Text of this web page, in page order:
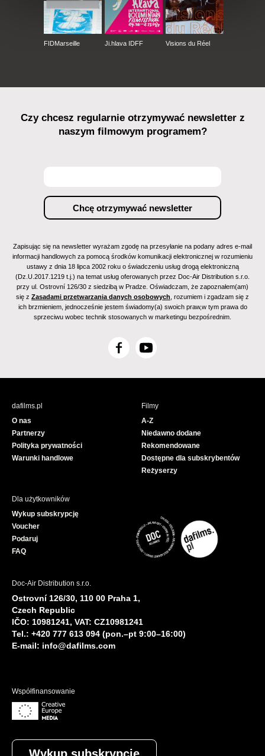
FIDMarseille Ji.hlava IDFF Visions du Réel
Czy chcesz regularnie otrzymywać newsletter z
naszym filmowym programem?
Zapisując się na newsletter wyrażam zgodę na przesyłanie na podany adres e-mail
informacji handlowych za pomocą środków komunikacji elektronicznej w rozumieniu
ustawy z dnia 18 lipca 2002 roku o świadczeniu usług drogą elektroniczną
(Dz.U.2017.1219 t.j.) na temat usług oferowanych przez Doc-Air Distribution s.r.o.
przy ul. Ostrovní 126/30 z siedzibą w Pradze. Oświadczam, że zapoznałem(am)
się z Zasadami przetwarzania danych osobowych , rozumiem i zgadzam się z
ich brzmieniem, jednocześnie jestem świadomy(a) swoich praw,w tym prawa do
sprzeciwu wobec technik stosowanych w marketingu bezpośrednim.
F
c
Y
u
e
dafilms.pl
O nas
Partnerzy
Polityka prywatności
Warunki handlowe
Filmy
A-Z
Niedawno dodane
Rekomendowane
Dostępne dla subskrybentów
Reżyserzy
Dla użytkowników
Wykup subskrypcję
Voucher
Podaruj
FAQ
Doc-Air Distribution s.r.o.
Ostrovní 126/30, 110 00 Praha 1,
Czech Republic
IČO: 10981241, VAT: CZ10981241
Tel.: +420 777 613 094 (pon.–pt 9:00–16:00)
E-mail: info@dafilms.com
Współfinansowanie
Wykup subskrypcję